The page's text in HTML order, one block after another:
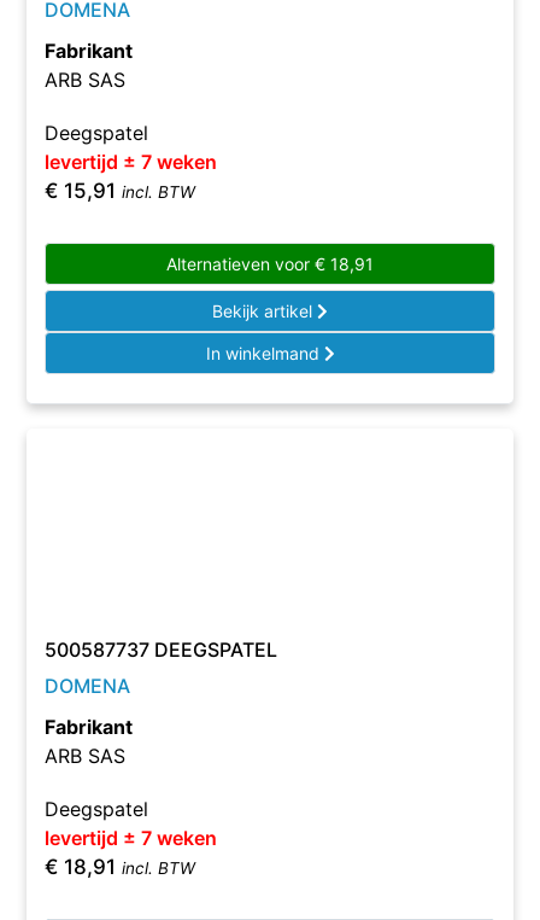
DOMENA
Fabrikant
ARB SAS
Deegspatel
levertijd ± 7 weken
€ 15,91 incl. BTW
Alternatieven voor € 18,91
Bekijk artikel
In winkelmand
500587737 DEEGSPATEL
DOMENA
Fabrikant
ARB SAS
Deegspatel
levertijd ± 7 weken
€ 18,91 incl. BTW